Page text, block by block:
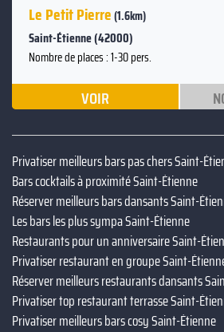
Le Petit Pierre(1.6km)
Saint-Étienne (42000)
Nombre de places : 1-30 pers.
VOIR
Privatiser meilleurs bars pas chers Saint-
Bars cocktails à proximité Saint-Étienne
Réserver meilleurs bars dansants Saint-
Les bars les plus sympa Saint-Étienne
Restaurants pour un anniversaire Saint-
Privatiser restaurant en groupe Saint-
Réserver meilleurs restaurants dansants
Privatiser top restaurant terrasse Saint-
Privatiser meilleurs bars cosy Saint-Étienne